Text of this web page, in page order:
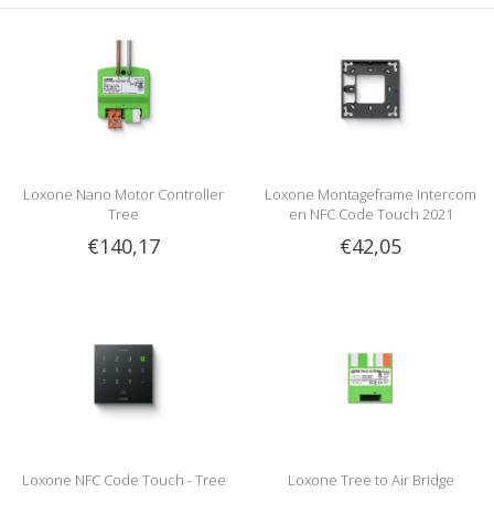
Loxone Nano Motor Controller
Tree
€140,17
Loxone Montageframe Intercom
en NFC Code Touch 2021
€42,05
Loxone NFC Code Touch - Tree Loxone Tree to Air Bridge